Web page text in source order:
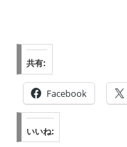
共有:
Facebook
いいね: